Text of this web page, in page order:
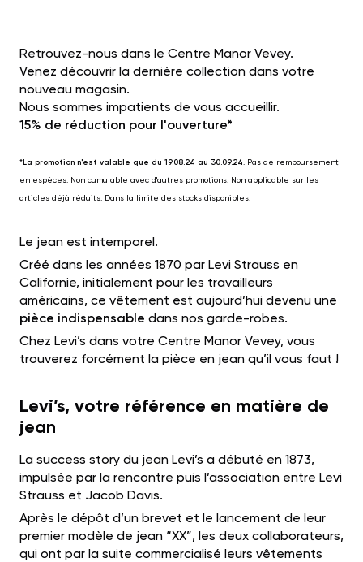
Retrouvez-nous dans le Centre Manor Vevey.
Venez découvrir la dernière collection dans votre
nouveau magasin.
Nous sommes impatients de vous accueillir.
15% de réduction pour l'ouverture*
*La promotion n'est valable que du 19.08.24 au 30.09.24 . Pas de remboursement
en espèces. Non cumulable avec d'autres promotions. Non applicable sur les
articles déjà réduits. Dans la limite des stocks disponibles.
Le jean est intemporel.
Créé dans les années 1870 par Levi Strauss en
Californie, initialement pour les travailleurs
américains, ce vêtement est aujourd’hui devenu une
pièce indispensable dans nos garde-robes.
Chez Levi’s dans votre Centre Manor Vevey, vous
trouverez forcément la pièce en jean qu’il vous faut !
Levi’s, votre référence en matière de
jean
La success story du jean Levi’s a débuté en 1873,
impulsée par la rencontre puis l’association entre Levi
Strauss et Jacob Davis.
Après le dépôt d’un brevet et le lancement de leur
premier modèle de jean “XX”, les deux collaborateurs,
qui ont par la suite commercialisé leurs vêtements